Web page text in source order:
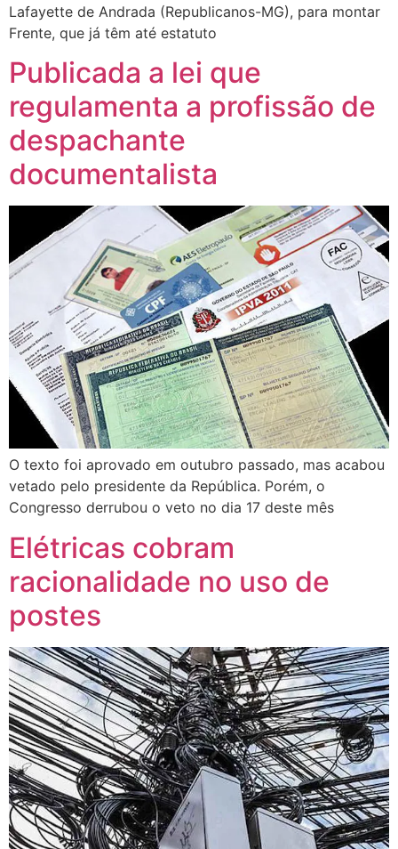
Lafayette de Andrada (Republicanos-MG), para montar
Frente, que já têm até estatuto
Publicada a lei que
regulamenta a profissão de
despachante
documentalista
O texto foi aprovado em outubro passado, mas acabou
vetado pelo presidente da República. Porém, o
Congresso derrubou o veto no dia 17 deste mês
Elétricas cobram
racionalidade no uso de
postes